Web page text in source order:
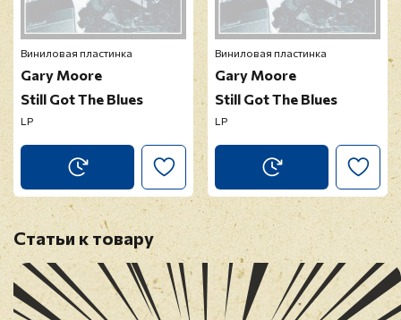
Виниловая пластинка
Gary Moore
Still Got The Blues
LP
Виниловая пластинка
Gary Moore
Still Got The Blues
LP
Статьи к товару